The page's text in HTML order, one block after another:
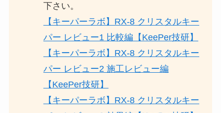
下さい。
【キーパーラボ】RX-8 クリスタルキー
パー レビュー1 比較編【KeePer技研】
【キーパーラボ】RX-8 クリスタルキー
パー レビュー2 施工レビュー編
【KeePer技研】
【キーパーラボ】RX-8 クリスタルキー